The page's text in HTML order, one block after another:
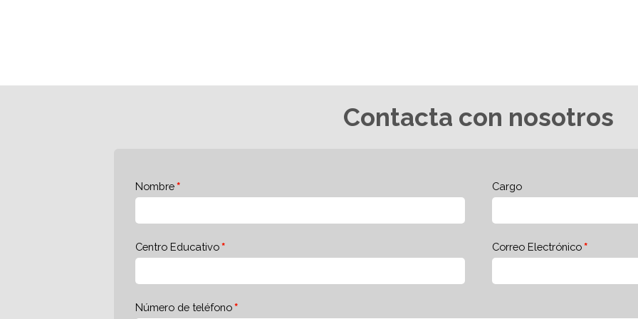
Contacta con nosotros
Nombre Cargo
Centro Educativo Correo Electrónico
Número de teléfono